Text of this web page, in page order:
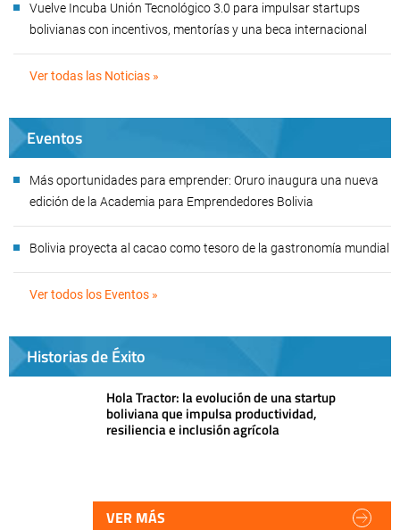
Vuelve Incuba Unión Tecnológico 3.0 para impulsar startups
bolivianas con incentivos, mentorías y una beca internacional
Ver todas las Noticias »
Eventos
Más oportunidades para emprender: Oruro inaugura una nueva
edición de la Academia para Emprendedores Bolivia
Bolivia proyecta al cacao como tesoro de la gastronomía mundial
Ver todos los Eventos »
Historias de Éxito
Hola Tractor: la evolución de una startup
boliviana que impulsa productividad,
resiliencia e inclusión agrícola
VER MÁS